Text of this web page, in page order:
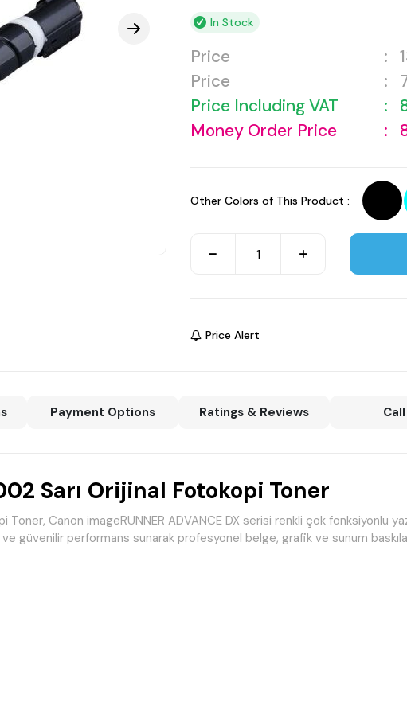
In Stock
Price :
Price
:
Price Including VAT
:
Money Order Price
:
Other Colors of This Product :
Price Alert
Payment Options Ratings & Reviews
Sarı Orijinal Fotokopi Toner
Canon imageRUNNER ADVANCE DX serisi renkli çok fonksiyonlu
ve güvenilir performans sunarak profesyonel belge, grafik ve sunum